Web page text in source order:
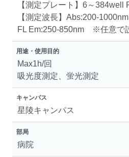
【測定プレート】6～384well
【測定波長】Abs:200-
FL Em:250-850nm ※任意で
用途・使用目的
Max1h/回
吸光度測定、蛍光測定
キャンパス
星陵キャンパス
部局
病院